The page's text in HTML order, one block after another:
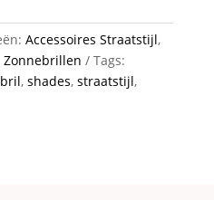
Accessoires Straatstijl,
Zonnebrillen
Tags:
, shades, straatstijl,